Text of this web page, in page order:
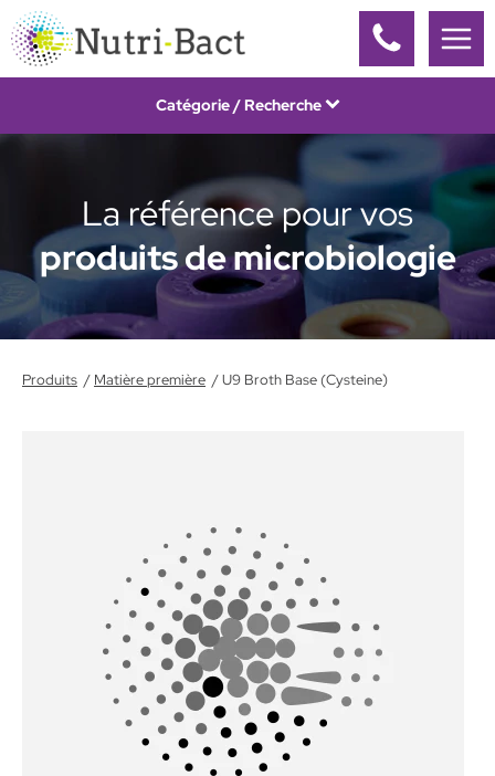
Panneau de gestion des cookies
La référence pour vos
produits de microbiologie
Catégorie / Recherche
Produits Matière première U9 Broth Base (Cysteine)